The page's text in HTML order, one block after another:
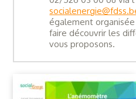
également
faire découvrir les
vous proposons.